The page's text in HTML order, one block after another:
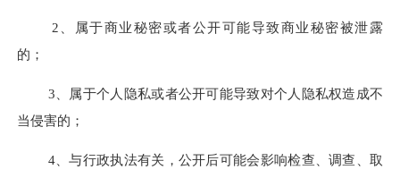
2 、属于商业秘密或者公开可能导致商业秘密被泄露
的；
3 、属于个人隐私或者公开可能导致对个人隐私权造成不
当侵害的；
4、与行政执法有关，公开后可能会影响检查、调查、取